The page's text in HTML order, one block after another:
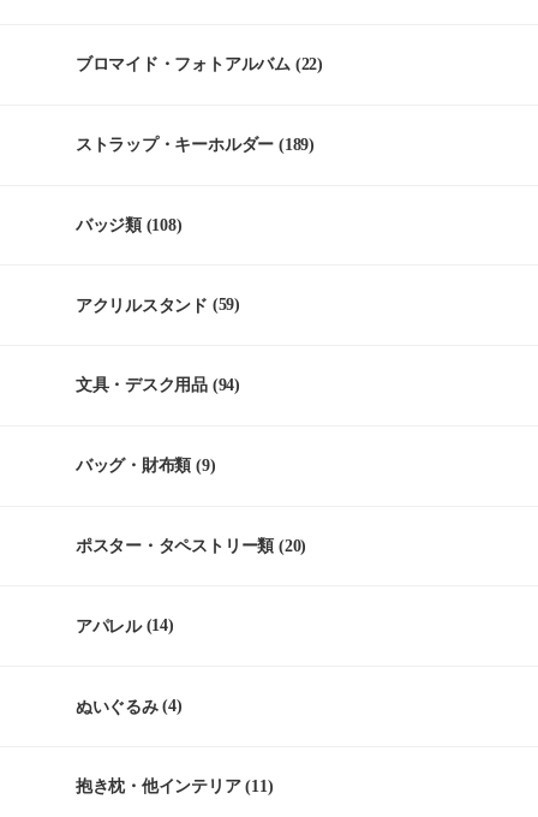
ブロマイド・フォトアルバム (22)
ストラップ・キーホルダー (189)
バッジ類(108)
アクリルスタンド (59)
文具・デスク用品 (94)
バッグ・財布類 (9)
ポスター・タペストリー類 (20)
アパレル(14)
ぬいぐるみ(4)
抱き枕・他インテリア(11)